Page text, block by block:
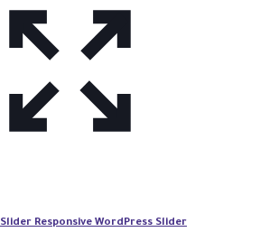
Responsive WordPress Slider